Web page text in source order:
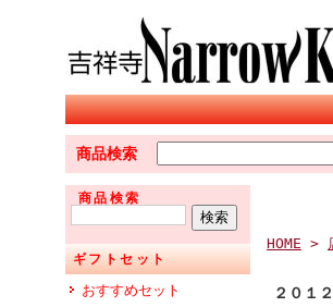
商品検索
商品検索
ギフトセット
おすすめセット
HOME >
２０１